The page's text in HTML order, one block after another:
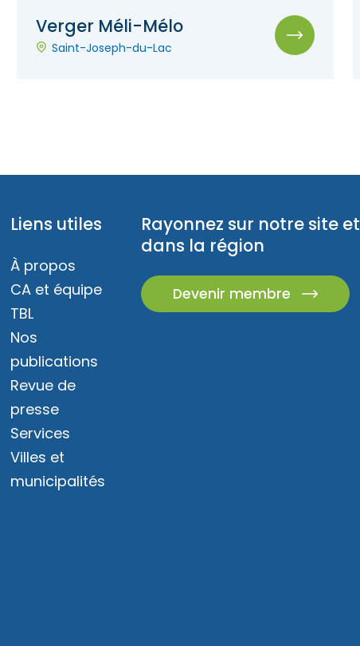
Verger Méli-Mélo
Saint-Joseph-du-Lac
Rayonnez sur notre site et
dans la région
Devenir membre
Liens utiles
À propos
CA et équipe
TBL
Nos
publications
Revue de
presse
Services
Villes et
municipalités